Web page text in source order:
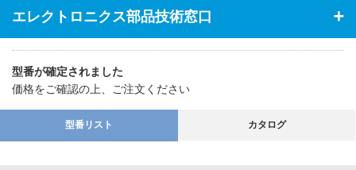
エレクトロニクス部品技術窓口
型番が確定されました
価格をご確認の上、ご注文ください
型番リスト カタログ